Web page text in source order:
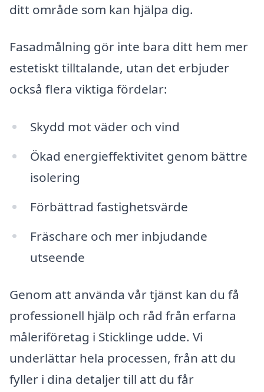
ditt område som kan hjälpa dig.
Fasadmålning gör inte bara ditt hem mer
estetiskt tilltalande, utan det erbjuder
också flera viktiga fördelar:
Skydd mot väder och vind
Ökad energieffektivitet genom bättre
isolering
Förbättrad fastighetsvärde
Fräschare och mer inbjudande
utseende
Genom att använda vår tjänst kan du få
professionell hjälp och råd från erfarna
måleriföretag i Sticklinge udde. Vi
underlättar hela processen, från att du
fyller i dina detaljer till att du får